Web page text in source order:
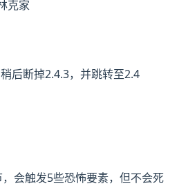
克家
后断掉2.4.3，并跳转至2.4
会触发5些恐怖要素，但不会死